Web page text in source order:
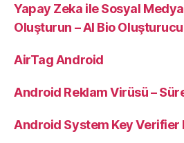
Yapay Zeka ile Sosyal
Oluşturun – AI Bio Oluşturucu
AirTag Android
Android Reklam Virüsü –
Android System Key Verifier